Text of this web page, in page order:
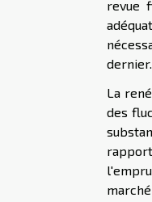
revue
dernier.
La
des